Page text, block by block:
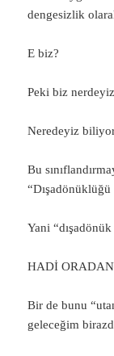
dengesizlik
E biz?
Peki biz
Neredeyiz
Bu
Yani
HADİ
Bir de bunu
geleceğim